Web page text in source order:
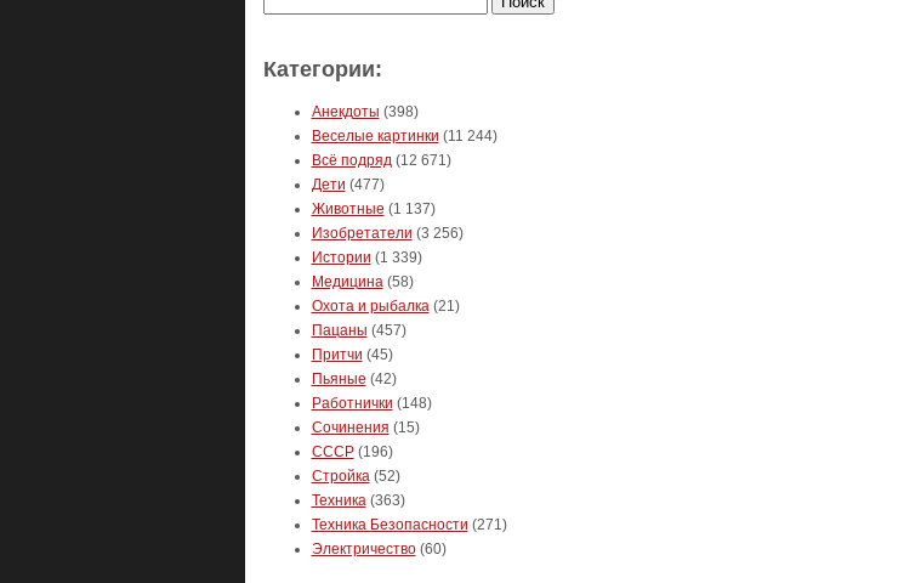
Категории:
Анекдоты (398)
Веселые картинки (11 244)
Всё подряд(12 671)
Дети (477)
Животные (1 137)
Изобретатели (3 256)
Истории (1 339)
Медицина(58)
Охота и рыбалка(21)
Пацаны (457)
Притчи (45)
Пьяные (42)
Работнички (148)
Сочинения (15)
СССР(196)
Стройка(52)
Техника(363)
Техника Безопасности (271)
Электричество(60)